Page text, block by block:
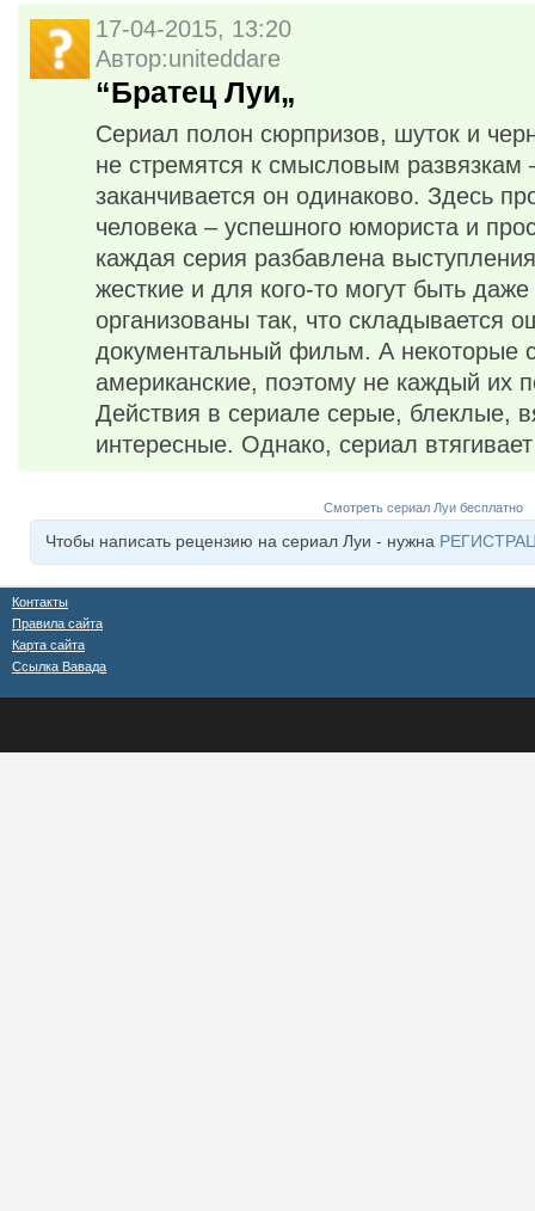
17-04-2015, 13:20
Автор:uniteddare
“Братец Луи„
Сериал полон сюрпризов, шуток и
не стремятся к смысловым развязкам
заканчивается он одинаково. Здесь
человека – успешного юмориста и
каждая серия разбавлена
жесткие и для кого-то могут быть
организованы так, что складывается
документальный фильм. А некоторые
американские, поэтому не каждый их
Действия в сериале серые, блеклые,
интересные. Однако, сериал
Смотреть сериал Луи бесплатно
Чтобы написать рецензию на сериал Луи - нужна
Контакты
Правила сайта
Карта сайта
Ссылка Вавада